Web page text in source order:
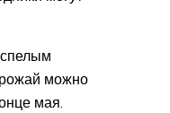
можно
мая.